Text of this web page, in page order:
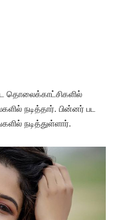
தொலைக்காட்சிகளில்
நடித்தார். பின்னர் பட
நடித்துள்ளார்.